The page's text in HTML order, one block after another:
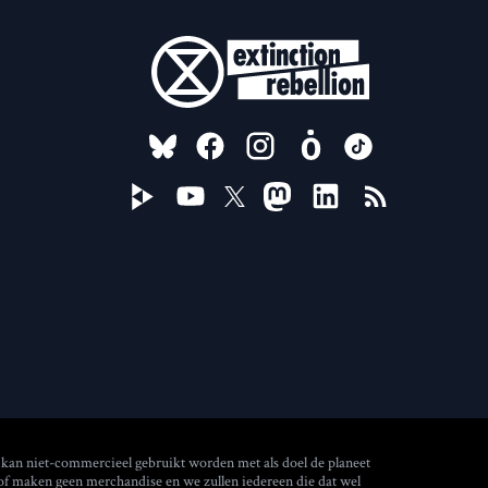
FOLLOW US ON
niet-commercieel gebruikt worden met als doel de planeet
geen merchandise en we zullen iedereen die dat wel